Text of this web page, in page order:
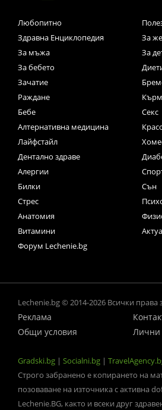
Любопитно
Здравна Енциклопедия
За
За мъжа
За
За бебето
Зачатие
Раждане
Бебе
Секс
Алтернативна медицина
Лайфстайл
Дентално здраве
Алергии
Билки
Сън
Стрес
Анатомия
Витамини
Форум Lechenie.bg
Lechenie.bg © 2014-2026 Всички права
Реклама
Общи условия
Лични
Gradski.bg | Socialni.bg |
Строго забранено е копирането на
позоваване на източника с активна
Lechenie.BG, както и всеки друг